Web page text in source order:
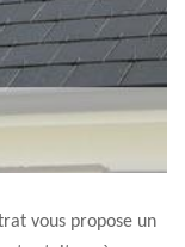
vous propose un